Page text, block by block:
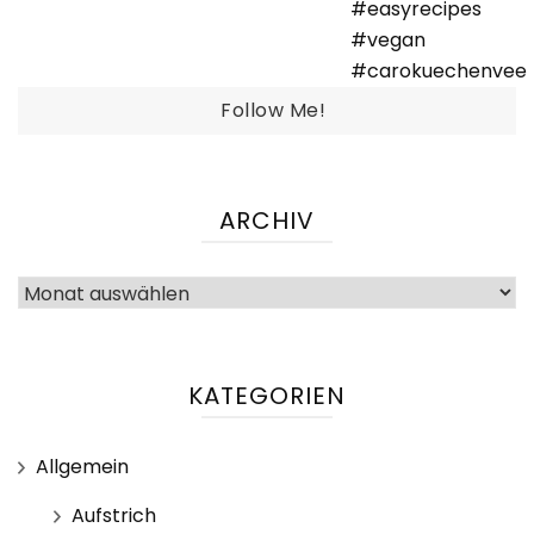
Follow Me!
ARCHIV
Archiv
KATEGORIEN
Allgemein
Aufstrich